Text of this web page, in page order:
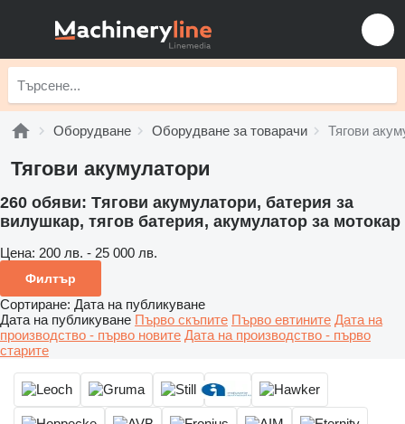
Оборудване Оборудване за товарачи Тягови
Тягови акумулатори
260 обяви: Тягови акумулатори, батерия за
вилушкар, тягов батерия, акумулатор за мотокар
Цена: 200 лв. - 25 000 лв.
Филтър
Сортиране: Дата на публикуване
Дата на публикуване Първо скъпите Първо евтините Дата на
производство - първо новите Дата на производство - първо
старите